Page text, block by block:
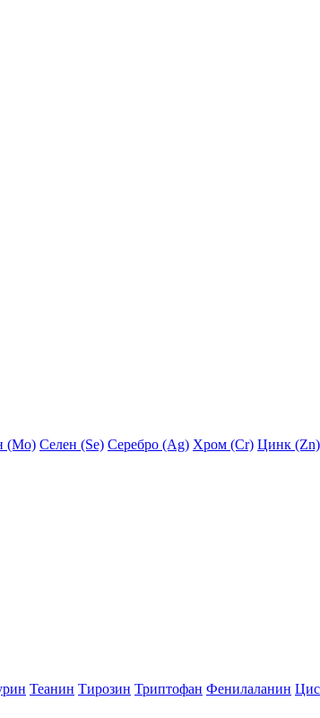
(Мо) Селен (Se) Серебро (Ag) Хром (Cr) Цинк (Zn)
Теанин Тирозин Триптофан Фенилаланин